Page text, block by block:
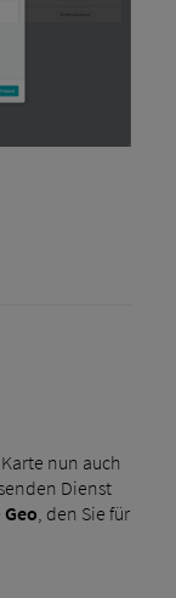
nun auch
Dienst
Geo , den Sie für